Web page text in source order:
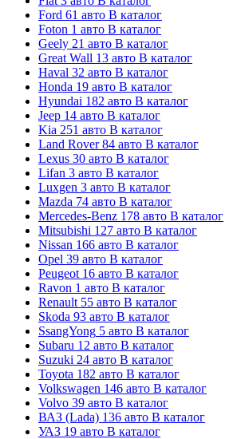
Ford 61 авто В каталог
Foton 1 авто В каталог
Geely 21 авто В каталог
Great Wall 13 авто В каталог
Haval 32 авто В каталог
Honda 19 авто В каталог
Hyundai 182 авто В каталог
Jeep 14 авто В каталог
Kia 251 авто В каталог
Land Rover 84 авто В каталог
Lexus 30 авто В каталог
Lifan 3 авто В каталог
Luxgen 3 авто В каталог
Mazda 74 авто В каталог
Mercedes-Benz 178 авто В каталог
Mitsubishi 127 авто В каталог
Nissan 166 авто В каталог
Opel 39 авто В каталог
Peugeot 16 авто В каталог
Ravon 1 авто В каталог
Renault 55 авто В каталог
Skoda 93 авто В каталог
SsangYong 5 авто В каталог
Subaru 12 авто В каталог
Suzuki 24 авто В каталог
Toyota 182 авто В каталог
Volkswagen 146 авто В каталог
Volvo 39 авто В каталог
ВАЗ (Lada) 136 авто В каталог
УАЗ 19 авто В каталог